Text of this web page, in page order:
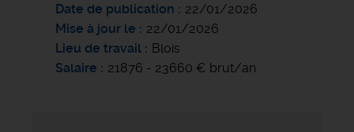
Date de publication
22/01/2026
Mise à jour le
22/01/2026
Lieu de travail
Blois
Salaire
21876 - 23660 € brut/an